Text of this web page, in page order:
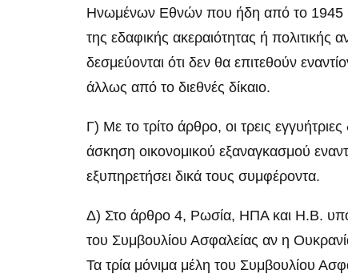
Ηνωμένων Εθνών που ήδη από το 1945
της εδαφικής ακεραιότητας ή
δεσμεύονται ότι δεν θα επιτεθούν
άλλως από το διεθνές δίκαιο.
Γ) Με το τρίτο άρθρο, οι τρεις
άσκηση οικονομικού εξαναγκασμού
εξυπηρετήσει δικά τους συμφέροντα.
Δ) Στο άρθρο 4, Ρωσία, ΗΠΑ και Η.Β.
του Συμβουλίου Ασφαλείας αν η
Τα τρία μόνιμα μέλη του Συμβουλίου